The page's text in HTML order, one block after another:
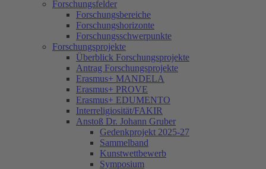
Forschungsfelder
Forschungsbereiche
Forschungshorizonte
Forschungsschwerpunkte
Forschungsprojekte
Überblick Forschungsprojekte
Antrag Forschungsprojekte
Erasmus+ MANDELA
Erasmus+ PROVE
Erasmus+ EDUMENTO
Interreligiosität/FAKIR
Anstoß Dr. Johann Gruber
Gedenkprojekt 2025-27
Sammelband
Kunstwettbewerb
Symposium